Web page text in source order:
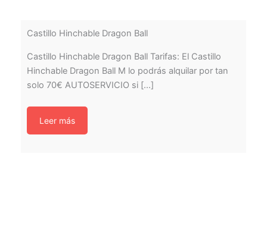
Castillo Hinchable Dragon Ball
Castillo Hinchable Dragon Ball Tarifas: El Castillo
Hinchable Dragon Ball M lo podrás alquilar por tan
solo 70€ AUTOSERVICIO si [...]
Leer más